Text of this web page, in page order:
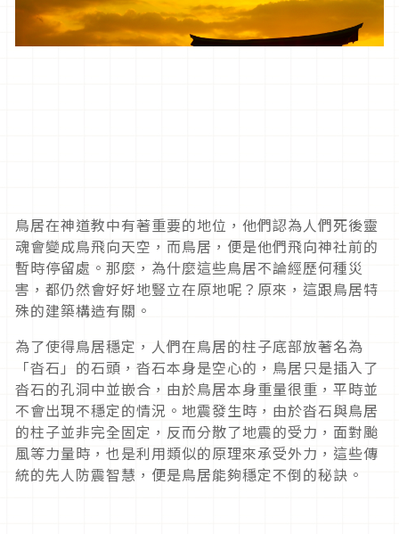
鳥居在神道教中有著重要的地位，他們認為人們死後靈
魂會變成鳥飛向天空，而鳥居，便是他們飛向神社前的
暫時停留處。那麼，為什麼這些鳥居不論經歷何種災
害，都仍然會好好地豎立在原地呢？原來，這跟鳥居特
殊的建築構造有關。
為了使得鳥居穩定，人們在鳥居的柱子底部放著名為
「沓石」的石頭，沓石本身是空心的，鳥居只是插入了
沓石的孔洞中並嵌合，由於鳥居本身重量很重，平時並
不會出現不穩定的情況。地震發生時，由於沓石與鳥居
的柱子並非完全固定，反而分散了地震的受力，面對颱
風等力量時，也是利用類似的原理來承受外力，這些傳
統的先人防震智慧，便是鳥居能夠穩定不倒的秘訣。